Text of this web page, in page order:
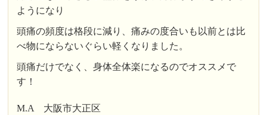
ようになり
頭痛の頻度は格段に減り、痛みの度合いも以前とは比
べ物にならないぐらい軽くなりました。
頭痛だけでなく、身体全体楽になるのでオススメで
す！
M.A 大阪市大正区